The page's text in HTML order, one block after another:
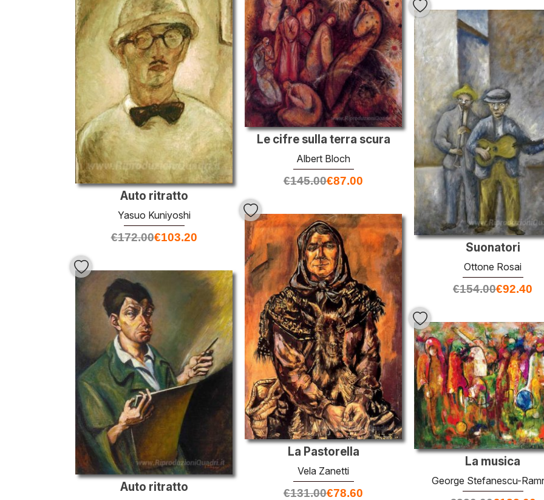
Le cifre sulla terra scura
Albert Bloch
€145.00€87.00
Auto ritratto
Yasuo Kuniyoshi
€172.00€103.20
Suonatori
Ottone Rosai
€154.00€92.40
La Pastorella
Vela Zanetti
€131.00€78.60
Auto ritratto
La musica
George Stefanescu-